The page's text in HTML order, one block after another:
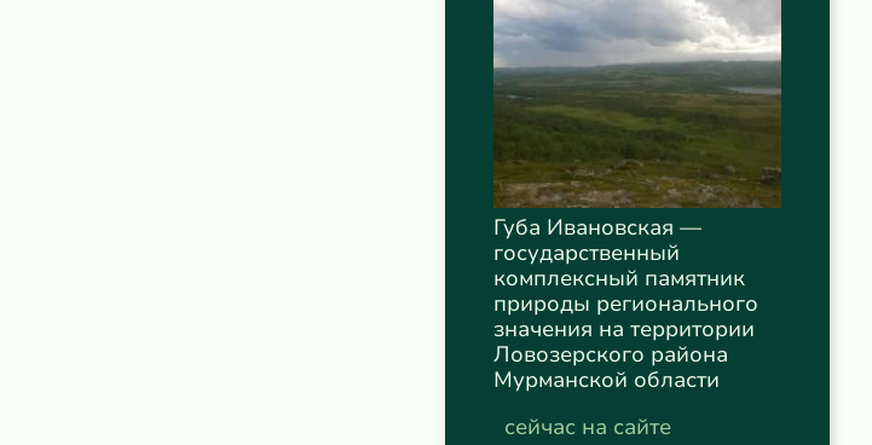
Губа Ивановская —
государственный
комплексный памятник
природы регионального
значения на территории
Ловозерского района
Мурманской области
сейчас на сайте